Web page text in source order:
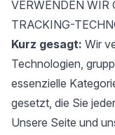
VERWENDEN WIR
TRACKING-
Kurz gesagt: Wir
Technologien,
essenzielle
gesetzt, die Sie
Unsere Seite und